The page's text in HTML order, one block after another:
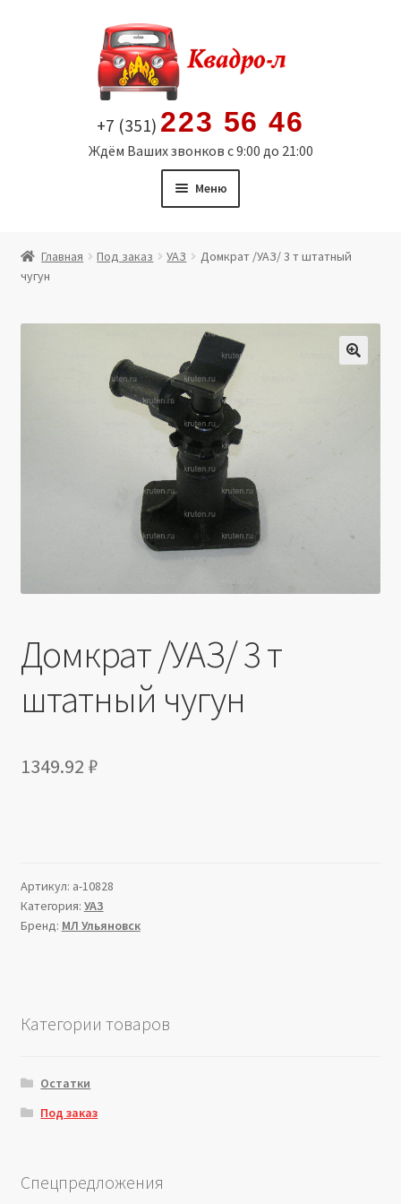
содержимому
+7 (351) 223 56 46
Ждём Ваших звонков с 9:00 до 21:00
Меню
Витрина
Мой аккаунт
Политика в отношении обработки персональных
Юридические данные
Главная Под заказ УАЗ
Домкрат /УАЗ/ 3 т штатный
чугун
Домкрат /УАЗ/ 3 т
штатный чугун
1349.92 ₽
Артикул: a-10828
Категория: УАЗ
Бренд: МЛ Ульяновск
Категории товаров
Остатки
Под заказ
Спецпредложения